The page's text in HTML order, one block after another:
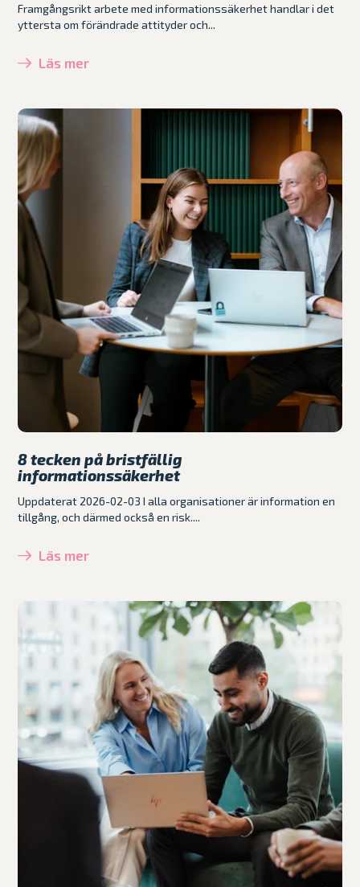
Framgångsrikt arbete med informationssäkerhet handlar i det
yttersta om förändrade attityder och...
Läs mer
8 tecken på bristfällig
informationssäkerhet
Uppdaterat 2026-02-03 I alla organisationer är information en
tillgång, och därmed också en risk....
Läs mer